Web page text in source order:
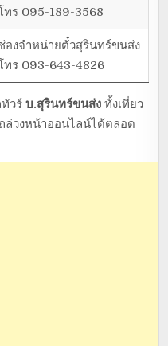
ทร 095-189-3568
องจำหน่ายตั๋วสุรินทร์ขนส่ง
ทร 093-643-4826
ทัวร์บ.สุรินทร์ขนส่ง ทั้งเที่ยว
ล่วงหน้าออนไลน์ได้ตลอด